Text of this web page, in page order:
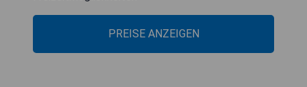
PREISE ANZEIGEN